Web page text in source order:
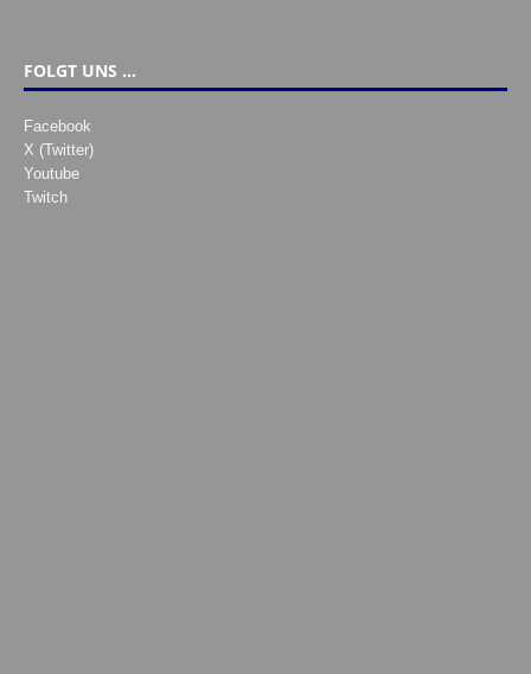
FOLGT UNS …
Facebook
X (Twitter)
Youtube
Twitch